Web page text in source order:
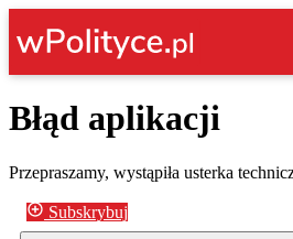
Błąd aplikacji
Przepraszamy, wystąpiła usterka
Subskrybuj